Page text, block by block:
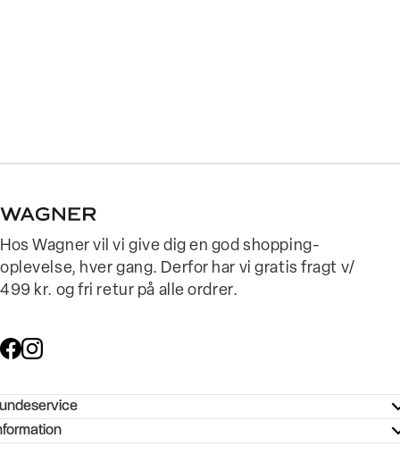
Hos Wagner vil vi give dig en god shopping-
oplevelse, hver gang. Derfor har vi gratis fragt v/
499 kr. og fri retur på alle ordrer.
- Hjælpecenter